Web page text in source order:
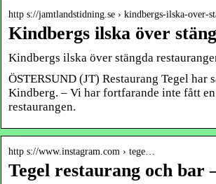
http s://jamtlandstidning.se › kindbergs-ilska-over-
Kindbergs ilska över
Kindbergs ilska över stängda
ÖSTERSUND (JT) Restaurang Tegel
Kindberg. – Vi har fortfarande inte fått
restaurangen.
http s://www.instagram.com › tege…
Tegel restaurang och bar